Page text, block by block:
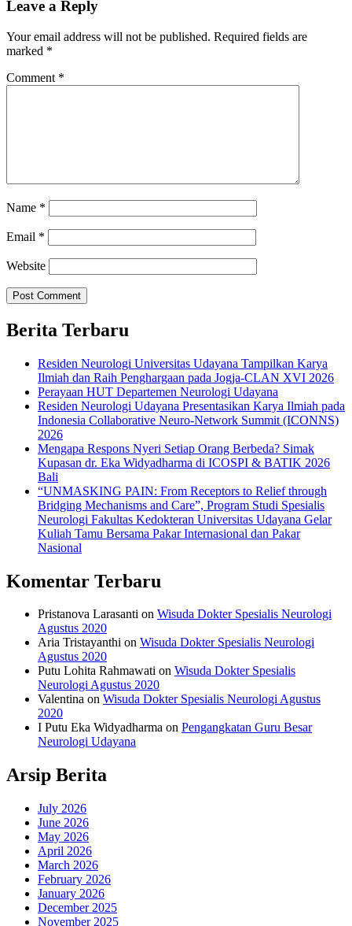
Leave a Reply
Your email address will not be published. Required fields are
marked *
Comment *
Name *
Email *
Website
Berita Terbaru
Residen Neurologi Universitas Udayana Tampilkan Karya
Ilmiah dan Raih Penghargaan pada Jogja-CLAN XVI 2026
Perayaan HUT Departemen Neurologi Udayana
Residen Neurologi Udayana Presentasikan Karya Ilmiah pada
Indonesia Collaborative Neuro-Network Summit (ICONNS)
2026
Mengapa Respons Nyeri Setiap Orang Berbeda? Simak
Kupasan dr. Eka Widyadharma di ICOSPI & BATIK 2026
Bali
“UNMASKING PAIN: From Receptors to Relief through
Bridging Mechanisms and Care”, Program Studi Spesialis
Neurologi Fakultas Kedokteran Universitas Udayana Gelar
Kuliah Tamu Bersama Pakar Internasional dan Pakar
Nasional
Komentar Terbaru
Pristanova Larasanti on Wisuda Dokter Spesialis Neurologi
Agustus 2020
Aria Tristayanthi on Wisuda Dokter Spesialis Neurologi
Agustus 2020
Putu Lohita Rahmawati on Wisuda Dokter Spesialis
Neurologi Agustus 2020
Valentina on Wisuda Dokter Spesialis Neurologi Agustus
2020
I Putu Eka Widyadharma on Pengangkatan Guru Besar
Neurologi Udayana
Arsip Berita
July 2026
June 2026
May 2026
April 2026
March 2026
February 2026
January 2026
December 2025
November 2025